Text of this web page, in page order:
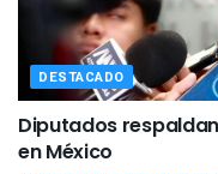
DESTACADO
Diputados
en México